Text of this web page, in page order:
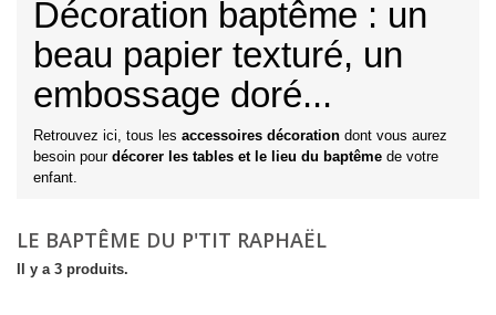
Décoration baptême : un
beau papier texturé, un
embossage doré...
Retrouvez ici, tous les accessoires décoration dont vous aurez
besoin pourdécorer les tables et le lieu du baptême de votre
enfant.
LE BAPTÊME DU P'TIT RAPHAËL
Il y a 3 produits.